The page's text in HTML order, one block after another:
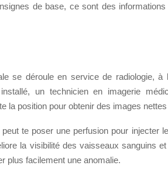
de base, ce sont des
se déroule en service de radiologie, à
un technicien en imagerie
la position pour obtenir des images
te poser une perfusion pour injecter
la visibilité des vaisseaux sanguins
plus facilement une anomalie.